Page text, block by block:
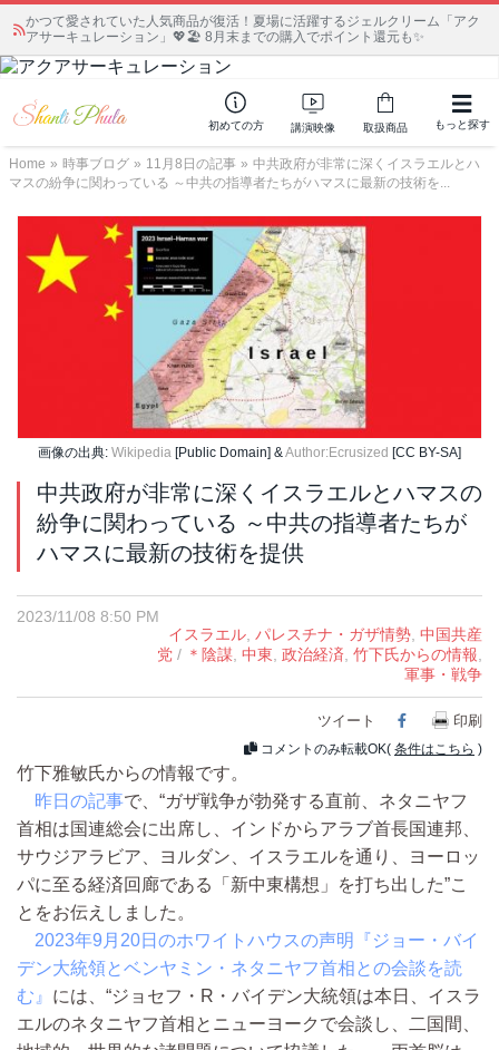
かつて愛されていた人気商品が復活！夏場に活躍するジェルクリーム「アク
アサーキュレーション」💖🏖️ 8月末までの購入でポイント還元も✨
初めての方 講演映像 取扱商品 もっと探す
Home » 時事ブログ » 11月8日の記事 » 中共政府が非常に深くイスラエルとハ
マスの紛争に関わっている ～中共の指導者たちがハマスに最新の技術を...
画像の出典: Wikipedia [Public Domain] &Author:Ecrusized [CC BY-SA]
中共政府が非常に深くイスラエルとハマスの
紛争に関わっている ～中共の指導者たちが
ハマスに最新の技術を提供
2023/11/08 8:50 PM
イスラエル, パレスチナ・ガザ情勢, 中国共産
党 / ＊陰謀, 中東, 政治経済, 竹下氏からの情報,
軍事・戦争
ツイート Facebook
印刷
コメントのみ転載OK( 条件はこちら )
竹下雅敏氏からの情報です。
昨日の記事で、“ガザ戦争が勃発する直前、ネタニヤフ
首相は国連総会に出席し、インドからアラブ首長国連邦、
サウジアラビア、ヨルダン、イスラエルを通り、ヨーロッ
パに至る経済回廊である「新中東構想」を打ち出した”こ
とをお伝えしました。
2023年9月20日のホワイトハウスの声明『ジョー・バイ
デン大統領とベンヤミン・ネタニヤフ首相との会談を読
む』 には、“ジョセフ・R・バイデン大統領は本日、イスラ
エルのネタニヤフ首相とニューヨークで会談し、二国間、